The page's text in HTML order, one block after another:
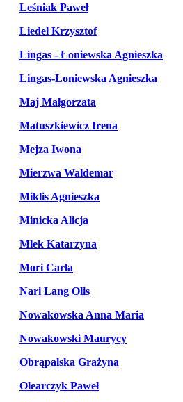
Leśniak Paweł
Liedel Krzysztof
Lingas - Łoniewska Agnieszka
Lingas-Łoniewska Agnieszka
Maj Małgorzata
Matuszkiewicz Irena
Mejza Iwona
Mierzwa Waldemar
Miklis Agnieszka
Minicka Alicja
Mlek Katarzyna
Mori Carla
Nari Lang Olis
Nowakowska Anna Maria
Nowakowski Maurycy
Obrąpalska Grażyna
Olearczyk Paweł